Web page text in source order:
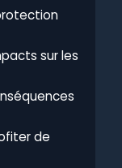
sur les
de